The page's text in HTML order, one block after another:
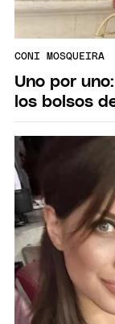
CONI MOSQUEIRA
Uno por
los bolsos